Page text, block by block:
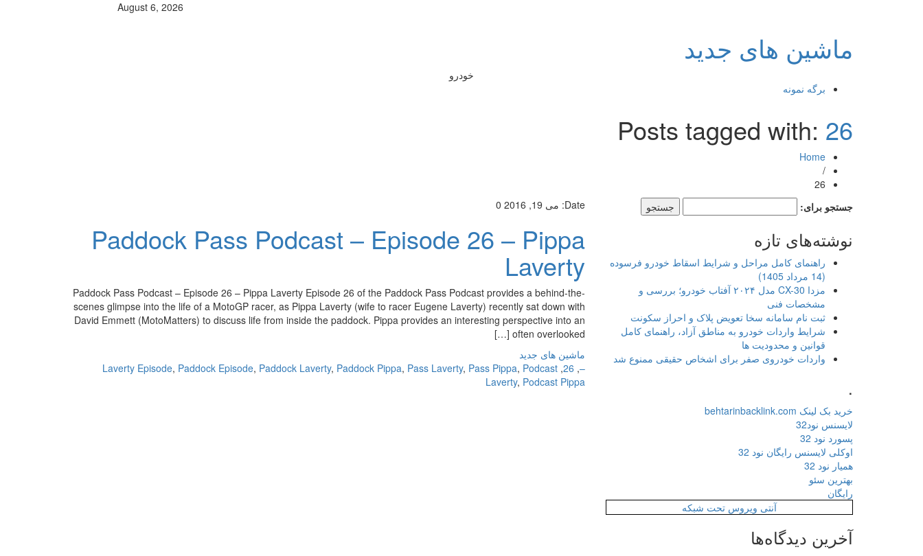
August 6, 2026
ماشین های جدید
خودرو
برگه نمونه
Posts tagged with: 26
Home
/
26
Date: می 19, 2016 0
Paddock Pass Podcast – Episode 26 – Pippa
Laverty
Paddock Pass Podcast – Episode 26 – Pippa Laverty Episode 26 of the Paddock Pass Podcast provides a behind-the-
scenes glimpse into the life of a MotoGP racer, as Pippa Laverty (wife to racer Eugene Laverty) recently sat down with
David Emmett (MotoMatters) to discuss life from inside the paddock. Pippa provides an interesting perspective into an
often overlooked […]
ماشین های جدید
–
,
26
,
Laverty Episode, Paddock Episode, Paddock Laverty, Paddock Pippa, Pass Laverty, Pass Pippa, Podcast
Laverty, Podcast Pippa
جستجو برای:
نوشته‌های تازه
راهنمای کامل مراحل و شرایط اسقاط خودرو فرسوده
(14 مرداد 1405)
مزدا CX-30 مدل ۲۰۲۴ آفتاب خودرو؛ بررسی و
مشخصات فنی
ثبت نام سامانه سخا تعویض پلاک و احراز سکونت
شرایط واردات خودرو به مناطق آزاد، راهنمای کامل
قوانین و محدودیت ها
واردات خودروی صفر برای اشخاص حقیقی ممنوع شد
.
خرید بک لینک behtarinbacklink.com
لایسنس نود32
پسورد نود 32
اوکلی لایسنس رایگان نود 32
همیار نود 32
بهترین سئو
رایگان
آنتی ویروس تحت شبکه
آخرین دیدگاه‌ها